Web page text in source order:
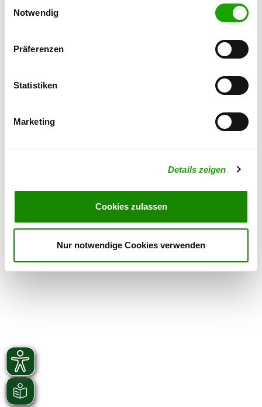
Cookies, wenn Sie unsere Webseite weiterhin nutzen.
Notwendig
Präferenzen
Statistiken
Marketing
Details zeigen
Cookies zulassen
Nur notwendige Cookies verwenden
Welpenspielstunde, Junghundgruppe,
Erziehungskurse, Unterordnung, Agility,
Mittwoch
17:30 h - 18:00 h
Sonntag 10:00 h - 12:00 h